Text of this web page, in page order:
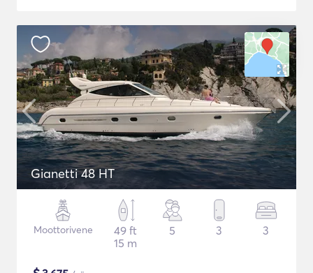
Gianetti 48 HT
Moottorivene
49 ft
15 m
5 3 3